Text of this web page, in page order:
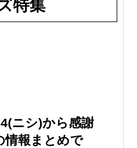
特集
ニシ)から感謝
情報まとめで